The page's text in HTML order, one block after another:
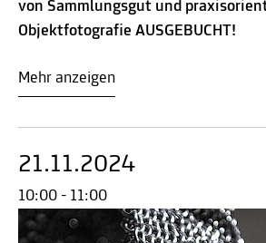
von Sammlungsgut und
Objektfotografie AUSGEBUCHT!
Mehr anzeigen
21.11.2024
10:00 - 11:00